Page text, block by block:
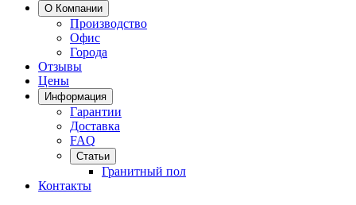
О Компании
Производство
Офис
Города
Отзывы
Цены
Информация
Гарантии
Доставка
FAQ
Статьи
Гранитный пол
Контакты